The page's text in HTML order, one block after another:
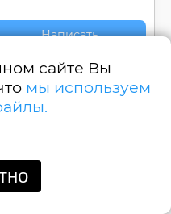
Написать
для многодетных -
сайте Вы
мы используем